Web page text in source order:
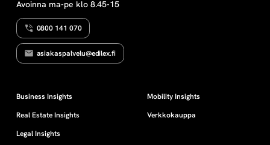
i
ö
Avoinna ma-pe klo 8.45-15
0800 141 070
asiakaspalvelu@edilex.fi
Business Insights
Real Estate Insights
Legal Insights
Mobility Insights
Verkkokauppa